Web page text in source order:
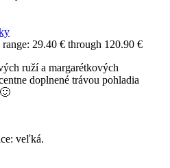
range: 29.40 € through 120.90 €
ruží a margarétkových
doplnené trávou pohladia
veľká.